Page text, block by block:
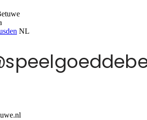
NL